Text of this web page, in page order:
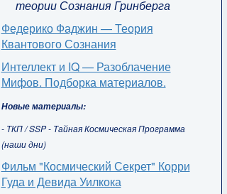
теории Сознания Гринберга
Федерико Фаджин — Теория
Квантового Сознания
Интеллект и IQ — Разоблачение
Мифов. Подборка материалов.
Новые материалы:
- ТКП / SSP - Тайная Космическая Программа
(наши дни)
Фильм "Космический Секрет" Корри
Гуда и Девида Уилкока